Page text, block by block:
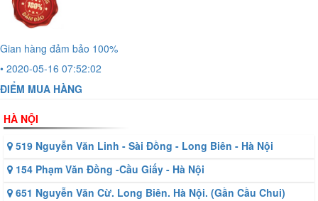
Gian hàng đảm bảo 100%
• 2020-05-16 07:52:02
ĐIỂM MUA HÀNG
HÀ NỘI
519 Nguyễn Văn Linh - Sài Đồng - Long Biên - Hà Nội
154 Phạm Văn Đồng -Cầu Giấy - Hà Nội
651 Nguyễn Văn Cừ. Long Biên. Hà Nội. (Gần Cầu Chui)